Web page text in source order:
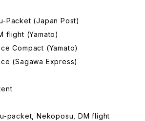
Packet (Japan Post)
flight (Yamato)
Compact (Yamato)
(Sagawa Express)
packet, Nekoposu, DM flight